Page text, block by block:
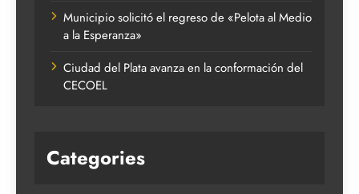
Municipio solicitó el regreso de «Pelota al Medio
a la Esperanza»
Ciudad del Plata avanza en la conformación del
CECOEL
Categories